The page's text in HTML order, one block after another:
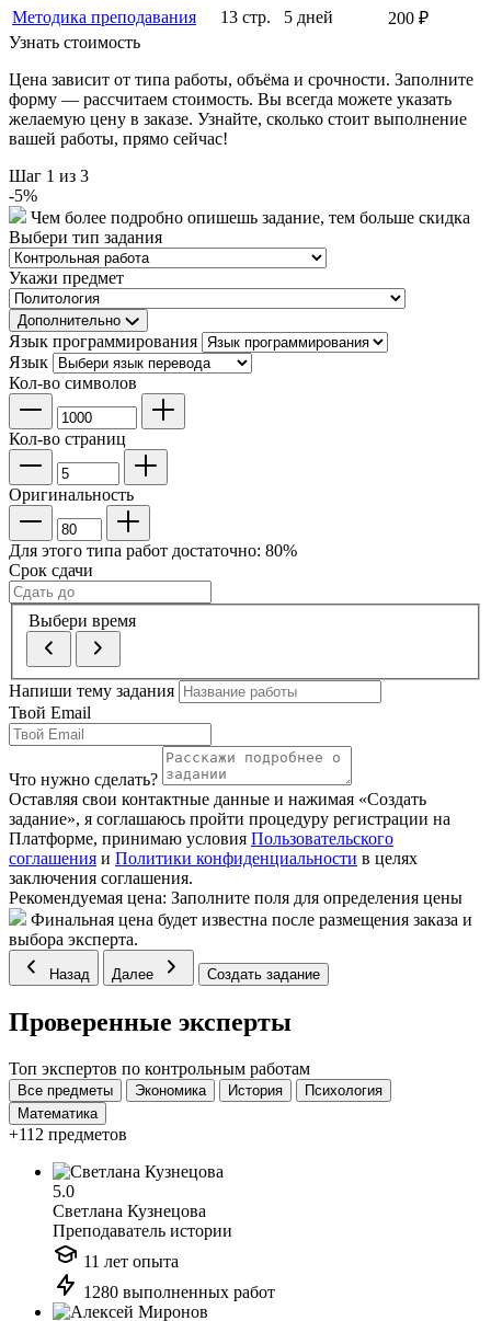
Методика преподавания
13 стр. 5 дней
200 ₽
Узнать стоимость
Цена зависит от типа работы, объёма и срочности. Заполните
форму — рассчитаем стоимость. Вы всегда можете указать
желаемую цену в заказе. Узнайте, сколько стоит выполнение
вашей работы, прямо сейчас!
Шаг 1 из 3
-5%
Чем более подробно опишешь задание, тем больше скидка
Выбери тип задания
Укажи предмет
Дополнительно
Язык программирования
Язык
Кол-во символов
Кол-во страниц
Оригинальность
Для этого типа работ достаточно: 80%
Срок сдачи
Выбери время
Напиши тему задания
Твой Email
Что нужно сделать?
Оставляя свои контактные данные и нажимая «Создать
задание», я соглашаюсь пройти процедуру регистрации на
Платформе, принимаю условия Пользовательского
соглашения и Политики конфиденциальности в целях
заключения соглашения.
Рекомендуемая цена: Заполните поля для определения цены
Финальная цена будет известна после размещения заказа и
выбора эксперта.
Назад Далее Создать задание
Проверенные эксперты
Топ экспертов по контрольным работам
Все предметы Экономика История
Психология
Математика
+112 предметов
5.0
Светлана Кузнецова
Преподаватель истории
11 лет опыта
1280 выполненных работ